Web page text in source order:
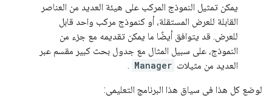
يمكن تمثيل النموذج المركب على هيئة العديد من العناصر
القابلة للعرض المستقلة، أو كنموذج مركب واحد قابل
للعرض. قد يتوافق أيضًا ما يمكن تقديمه مع جزء من
النموذج، على سبيل المثال مع جدول بحث كبير مقسم عبر
العديد من مثيلات Manager
.
لوضع كل هذا في سياق هذا البرنامج التعليمي: